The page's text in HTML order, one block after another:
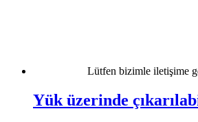
Lütfen bizimle iletişime
Yük üzerinde